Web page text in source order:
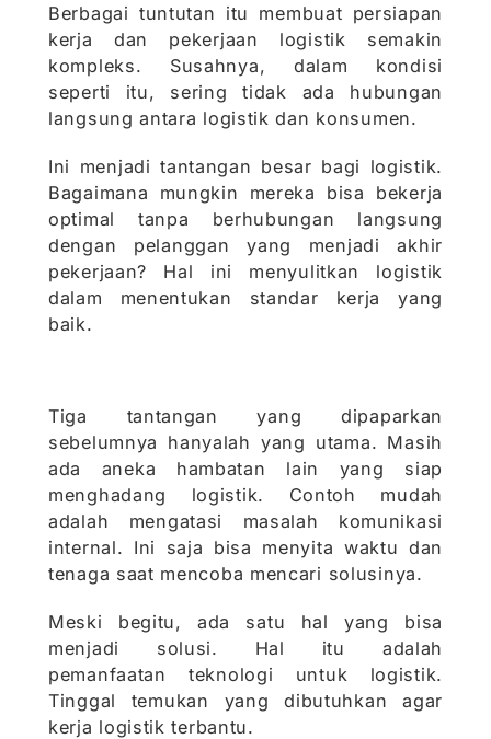
Berbagai tuntutan itu membuat persiapan
kerja dan pekerjaan logistik semakin
kompleks. Susahnya, dalam kondisi
seperti itu, sering tidak ada hubungan
langsung antara logistik dan konsumen.
Ini menjadi tantangan besar bagi logistik.
Bagaimana mungkin mereka bisa bekerja
optimal tanpa berhubungan langsung
dengan pelanggan yang menjadi akhir
pekerjaan? Hal ini menyulitkan logistik
dalam menentukan standar kerja yang
baik.
Tiga tantangan yang dipaparkan
sebelumnya hanyalah yang utama. Masih
ada aneka hambatan lain yang siap
menghadang logistik. Contoh mudah
adalah mengatasi masalah komunikasi
internal. Ini saja bisa menyita waktu dan
tenaga saat mencoba mencari solusinya.
Meski begitu, ada satu hal yang bisa
menjadi solusi. Hal itu adalah
pemanfaatan teknologi untuk logistik.
Tinggal temukan yang dibutuhkan agar
kerja logistik terbantu.